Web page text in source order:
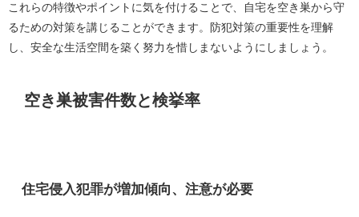
これらの特徴やポイントに気を付けることで、自宅を空き巣から守
るための対策を講じることができます。防犯対策の重要性を理解
し、安全な生活空間を築く努力を惜しまないようにしましょう。
空き巣被害件数と検挙率
住宅侵入犯罪が増加傾向、注意が必要